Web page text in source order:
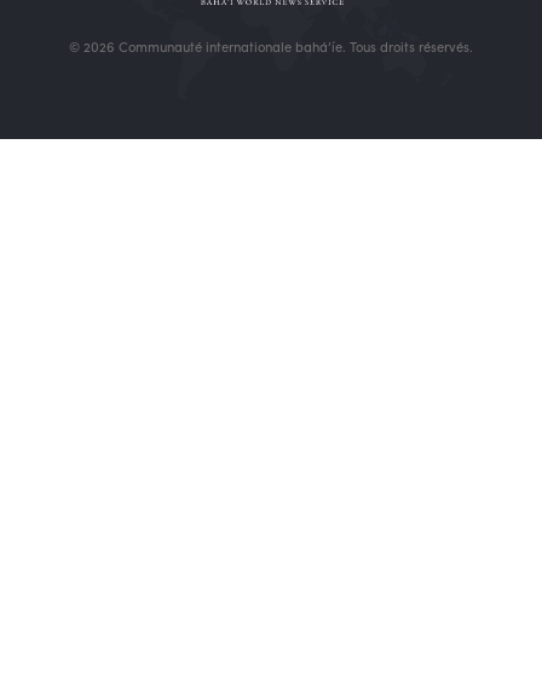
© 2026 Communauté internationale bahá’íe. Tous droits réservés.